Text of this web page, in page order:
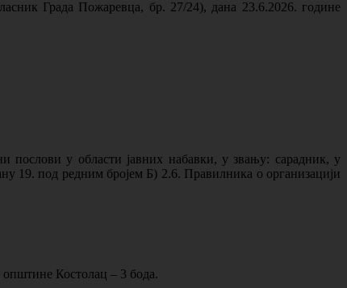
Града Пожаревца, бр. 27/24), дана 23.6.2026. године
послови у области јавних набавки, у звању: сарадник, у
19. под редним бројем Б) 2.6. Правилника о организацији
Костолац – 3 бода.